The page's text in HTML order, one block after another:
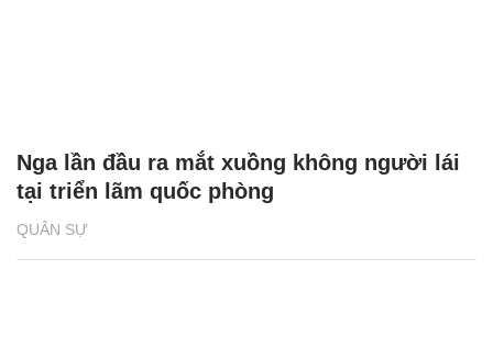
QUÂN SỰ
Nga lần đầu ra mắt xuồng không người lái
tại triển lãm quốc phòng